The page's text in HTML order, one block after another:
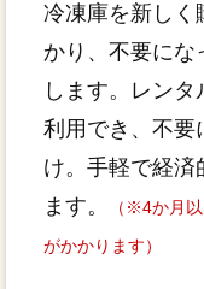
冷凍庫を新しく
かり、不要にな
します。レンタ
利用でき、不要
け。手軽で経済
ます。
（※4か月
がかかります）